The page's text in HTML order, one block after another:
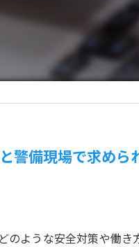
警備現場で求め
のような安全対策や働